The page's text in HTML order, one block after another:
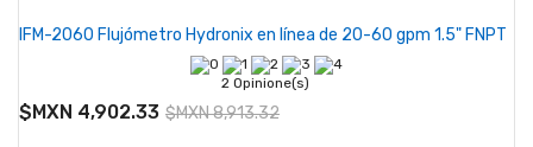
IFM-2060 Flujómetro Hydronix en línea de 20-60 gpm 1.5" FNPT
2 Opinione(s)
$MXN 4,902.33 $MXN 8,913.32